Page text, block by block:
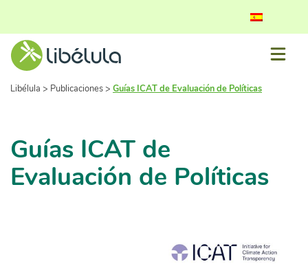
Libélula > Publicaciones> Guías ICAT de Evaluación de Políticas
Guías ICAT de
Evaluación de Políticas